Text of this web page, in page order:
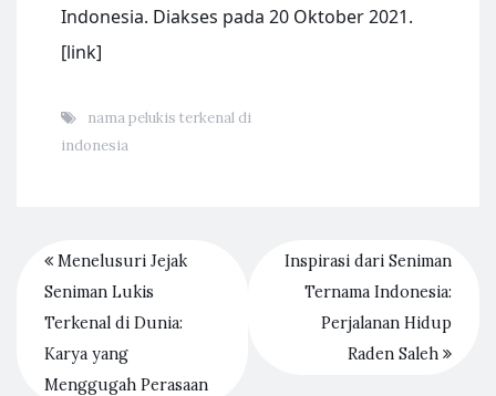
Indonesia. Diakses pada 20 Oktober 2021.
[link]
nama pelukis terkenal di
indonesia
Menelusuri Jejak
Seniman Lukis
Terkenal di Dunia:
Karya yang
Menggugah Perasaan
Inspirasi dari Seniman
Ternama Indonesia:
Perjalanan Hidup
Raden Saleh